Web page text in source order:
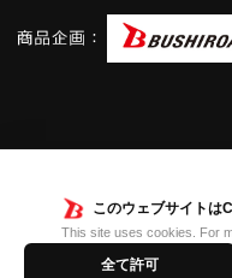
このウェブサイトは
This site uses cookies. For
全て許可